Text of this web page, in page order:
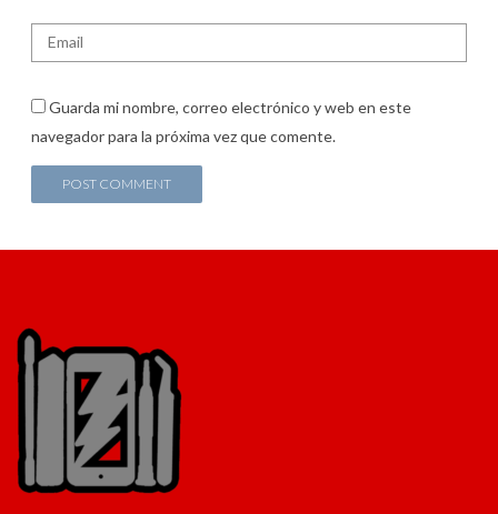
Guarda mi nombre, correo electrónico y web en este
navegador para la próxima vez que comente.